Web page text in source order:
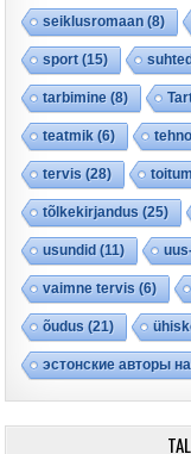
seiklusromaan (8)
sport(15)
tarbimine (8)
teatmik (6)
tervis (28)
tõlkekirjandus (25)
usundid (11)
vaimne tervis (6)
õudus (21)
эстонские авторы